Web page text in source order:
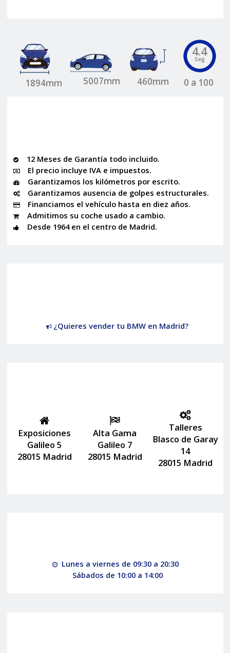
1894mm 5007mm 460mm
4.4
Seg
0 a 100
12 Meses de Garantía todo incluido.
El precio incluye IVA e impuestos.
Garantizamos los kilómetros por escrito.
Garantizamos ausencia de golpes estructurales.
Financiamos el vehículo hasta en diez años.
Admitimos su coche usado a cambio.
Desde 1964 en el centro de Madrid.
¿Quieres vender tu BMW en Madrid?
Exposiciones
Galileo 5
28015 Madrid
Alta Gama
Galileo 7
28015 Madrid
Talleres
Blasco de Garay
14
28015 Madrid
Lunes a viernes de 09:30 a 20:30
Sábados de 10:00 a 14:00